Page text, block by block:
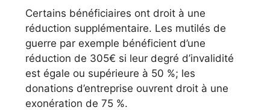
Certains bénéficiaires ont droit à une
réduction supplémentaire. Les mutilés de
guerre par exemple bénéficient d’une
réduction de 305€ si leur degré d’invalidité
est égale ou supérieure à 50 %; les
donations d’entreprise ouvrent droit à une
exonération de 75 %.